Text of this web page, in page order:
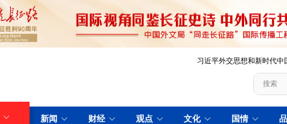
习近平外交思想和新时代中
新闻 财经 观点 文化 国情